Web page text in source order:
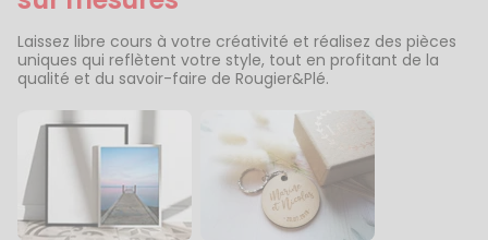
Laissez libre cours à votre créativité et réalisez des pièces
uniques qui reflètent votre style, tout en profitant de la
qualité et du savoir-faire de Rougier&Plé.